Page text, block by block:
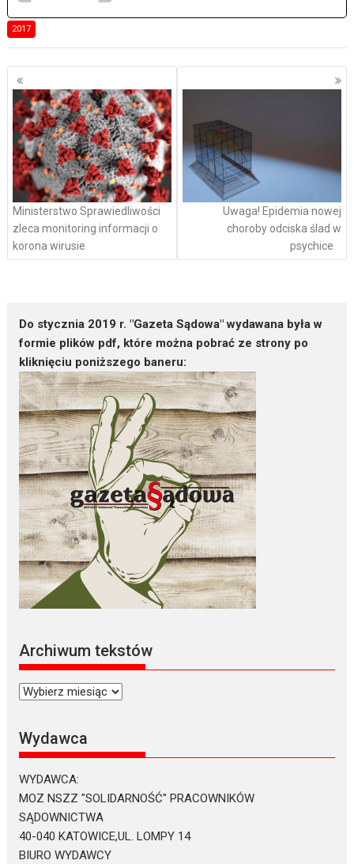
2017
Nawigacja
po
wpisach
Ministerstwo Sprawiedliwości
zleca monitoring informacji o
korona wirusie
Uwaga! Epidemia nowej
choroby odciska ślad w
psychice
Do stycznia 2019 r. "Gazeta Sądowa" wydawana była w
formie plików pdf, które można pobrać ze strony po
kliknięciu poniższego baneru:
Archiwum tekstów
Archiwum
Wydawca
WYDAWCA:
MOZ NSZZ "SOLIDARNOŚĆ" PRACOWNIKÓW
SĄDOWNICTWA
40-040 KATOWICE,UL. LOMPY 14
BIURO WYDAWCY